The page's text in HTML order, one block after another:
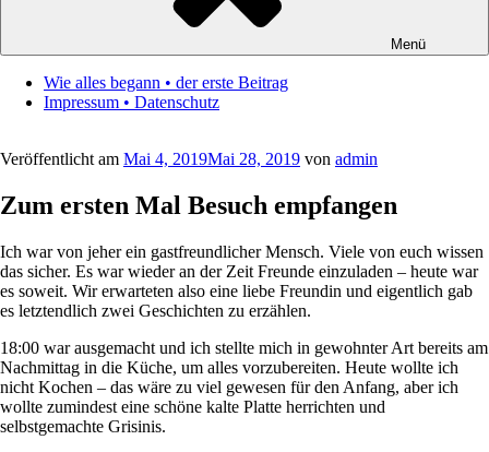
Menü
Wie alles begann • der erste Beitrag
Impressum • Datenschutz
Veröffentlicht am Mai 4, 2019Mai 28, 2019 von admin
Zum ersten Mal Besuch empfangen
Ich war von jeher ein gastfreundlicher Mensch. Viele von euch wissen
das sicher. Es war wieder an der Zeit Freunde einzuladen – heute war
es soweit. Wir erwarteten also eine liebe Freundin und eigentlich gab
es letztendlich zwei Geschichten zu erzählen.
18:00 war ausgemacht und ich stellte mich in gewohnter Art bereits am
Nachmittag in die Küche, um alles vorzubereiten. Heute wollte ich
nicht Kochen – das wäre zu viel gewesen für den Anfang, aber ich
wollte zumindest eine schöne kalte Platte herrichten und
selbstgemachte Grisinis.